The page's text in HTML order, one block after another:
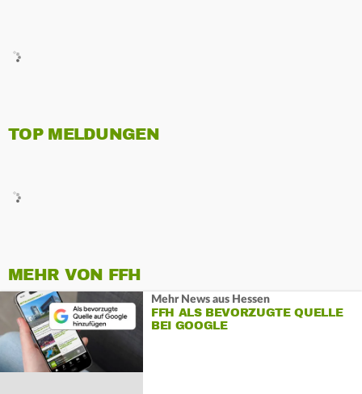
TOP MELDUNGEN
MEHR VON FFH
Mehr News aus Hessen
FFH ALS BEVORZUGTE QUELLE
BEI GOOGLE